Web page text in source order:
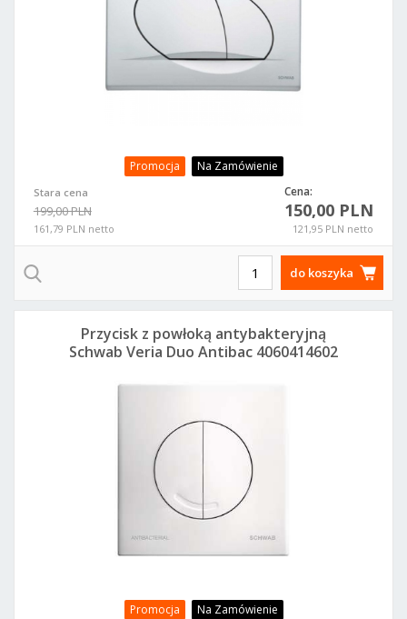
Promocja Na Zamówienie
Stara cena
199,00 PLN
161,79 PLN netto
Cena:
150,00 PLN
121,95 PLN netto
do koszyka
Promocja Na Zamówienie
Przycisk z powłoką antybakteryjną
Schwab Veria Duo Antibac 4060414602